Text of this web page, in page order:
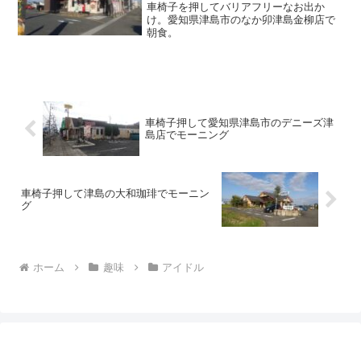
車椅子を押してバリアフリーなお出か
け。愛知県津島市のなか卯津島金柳店で
朝食。
車椅子押して愛知県津島市のデニーズ津
島店でモーニング
車椅子押して津島の大和珈琲でモーニン
グ
ホーム 趣味 アイドル